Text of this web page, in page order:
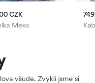
Mexx
CZK
všude. Zvykli jsme si